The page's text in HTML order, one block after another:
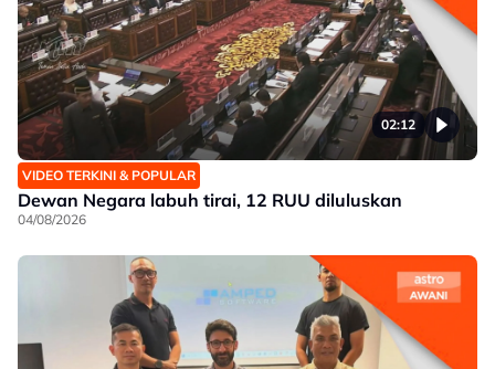
02:12
VIDEO TERKINI & POPULAR
Dewan Negara labuh tirai, 12 RUU diluluskan
04/08/2026